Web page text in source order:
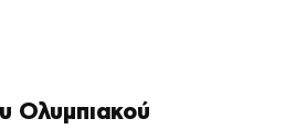
Ολυμπιακού